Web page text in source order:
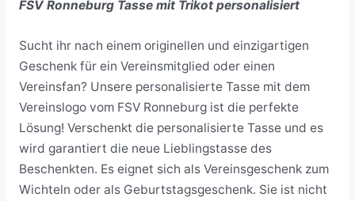
FSV Ronneburg Tasse mit Trikot personalisiert
Sucht ihr nach einem originellen und einzigartigen
Geschenk für ein Vereinsmitglied oder einen
Vereinsfan? Unsere personalisierte Tasse mit dem
Vereinslogo vom FSV Ronneburg ist die perfekte
Lösung! Verschenkt die personalisierte Tasse und es
wird garantiert die neue Lieblingstasse des
Beschenkten. Es eignet sich als Vereinsgeschenk zum
Wichteln oder als Geburtstagsgeschenk. Sie ist nicht